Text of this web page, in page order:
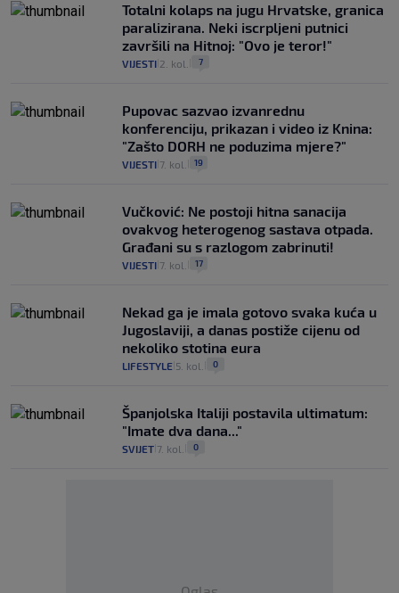
Totalni kolaps na jugu Hrvatske, granica
paralizirana. Neki iscrpljeni putnici
završili na Hitnoj: "Ovo je teror!"
VIJESTI 2. kol. 7
Pupovac sazvao izvanrednu
konferenciju, prikazan i video iz Knina:
"Zašto DORH ne poduzima mjere?"
VIJESTI 7. kol. 19
Vučković: Ne postoji hitna sanacija
ovakvog heterogenog sastava otpada.
Građani su s razlogom zabrinuti!
VIJESTI 7. kol. 17
Nekad ga je imala gotovo svaka kuća u
Jugoslaviji, a danas postiže cijenu od
nekoliko stotina eura
LIFESTYLE 5. kol. 0
Španjolska Italiji postavila ultimatum:
"Imate dva dana..."
SVIJET 7. kol. 0